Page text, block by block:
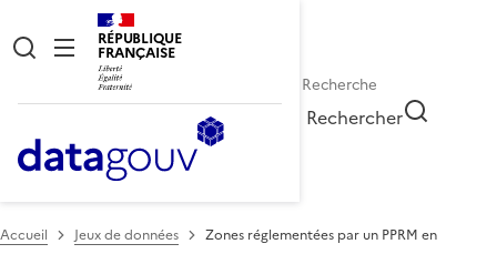
RÉPUBLIQUE
FRANÇAISE
Rechercher
Accueil Jeux de données
Zones réglementées par un PPRM en